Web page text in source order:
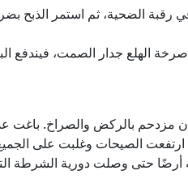
الضحية، ثم استمر الذبح
الهلع جدار الصمت، فيندفع
بالركض والصراخ. باغت
ارتفعت الصيحات وغلبت على
أرضًا حتى وصلت دورية الشرطة